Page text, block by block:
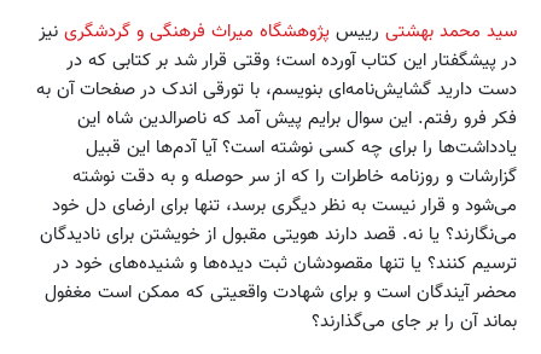
سید محمد بهشتی رییس پژوهشگاه میراث فرهنگی و گردشگری نیز
در پیشگفتار این کتاب آورده است؛ وقتی قرار شد بر کتابی که در
دست دارید گشایش‌نامه‌ای بنویسم، با تورقی اندک در صفحات آن به
فکر فرو رفتم. این سوال برایم پیش آمد که ناصرالدین شاه این
یادداشت‌ها را برای چه کسی نوشته است؟ آیا آدم‌ها این قبیل
گزارشات و روزنامه خاطرات را که از سر حوصله و به دقت نوشته
می‌شود و قرار نیست به نظر دیگری برسد، تنها برای ارضای دل خود
می‌نگارند؟ یا نه. قصد دارند هویتی مقبول از خویشتن برای نادیدگان
ترسیم کنند؟ یا تنها مقصودشان ثبت دیده‌ها و شنیده‌های خود در
محضر آیندگان است و برای شهادت واقعیتی که ممکن است مغفول
بماند آن را بر جای می‌گذارند؟